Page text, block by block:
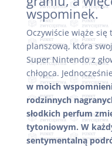
wspominek.
Oczywiście wiąże
planszową, która
Super Nintendo z
chłopca. Jednocześnie
w moich
rodzinnych
słodkich perfum
tytoniowym. W
sentymentalną